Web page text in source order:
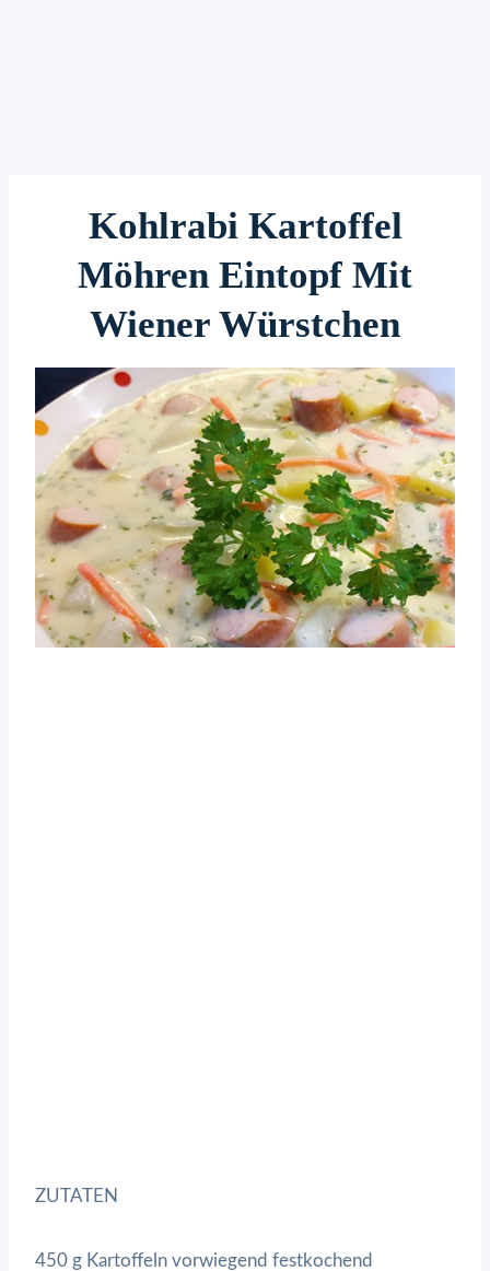
Kohlrabi Kartoffel
Möhren Eintopf Mit
Wiener Würstchen
ZUTATEN
450 g Kartoffeln vorwiegend festkochend